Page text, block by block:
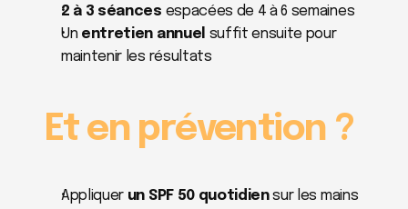
2 à 3 séances espacées de 4 à 6 semaines
Un entretien annuel suffit ensuite pour
maintenir les résultats
Et en prévention ?
Appliquer un SPF 50 quotidien sur les mains